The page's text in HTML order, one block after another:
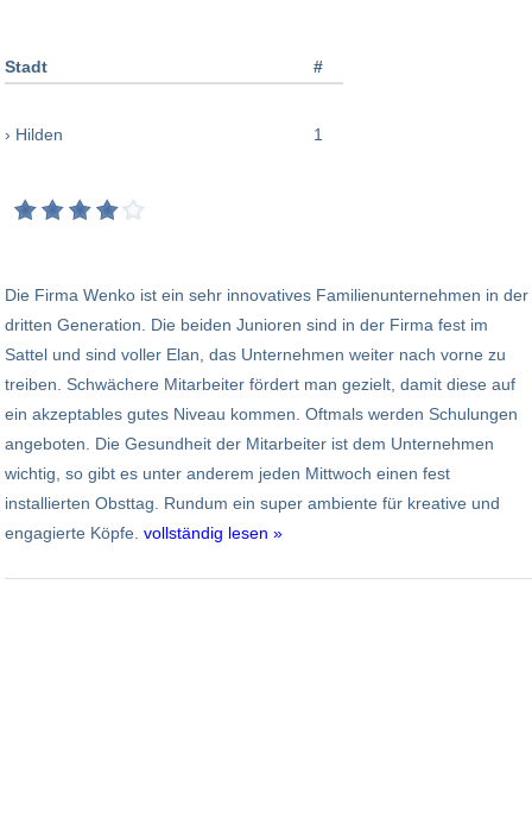
Stadt #
› Hilden 1
Die Firma Wenko ist ein sehr innovatives Familienunternehmen in der
dritten Generation. Die beiden Junioren sind in der Firma fest im
Sattel und sind voller Elan, das Unternehmen weiter nach vorne zu
treiben. Schwächere Mitarbeiter fördert man gezielt, damit diese auf
ein akzeptables gutes Niveau kommen. Oftmals werden Schulungen
angeboten. Die Gesundheit der Mitarbeiter ist dem Unternehmen
wichtig, so gibt es unter anderem jeden Mittwoch einen fest
installierten Obsttag. Rundum ein super ambiente für kreative und
engagierte Köpfe. vollständig lesen »